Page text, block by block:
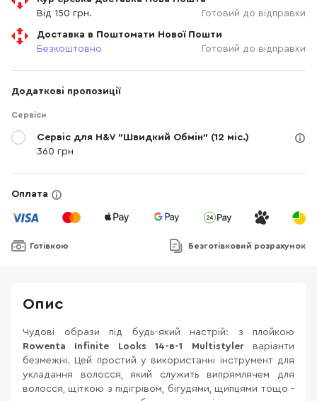
Від 150 грн.
Готовий до відправки
Доставка в Поштомати Нової Пошти
Безкоштовно
Готовий до відправки
Додаткові пропозиції
Сервіси
Сервіс для H&V "Швидкий Обмін" (12 міс.)
360 грн
Оплата
Готівкою Безготівковий розрахунок
Опис
Чудові образи під будь-який настрій: з плойкою
Rowenta Infinite Looks 14-в-1 Multistylerваріанти
безмежні. Цей простий у використанні інструмент для
укладання волосся, який служить випрямлячем для
волосся, щіткою з підігрівом, бігудями, щипцями тощо -